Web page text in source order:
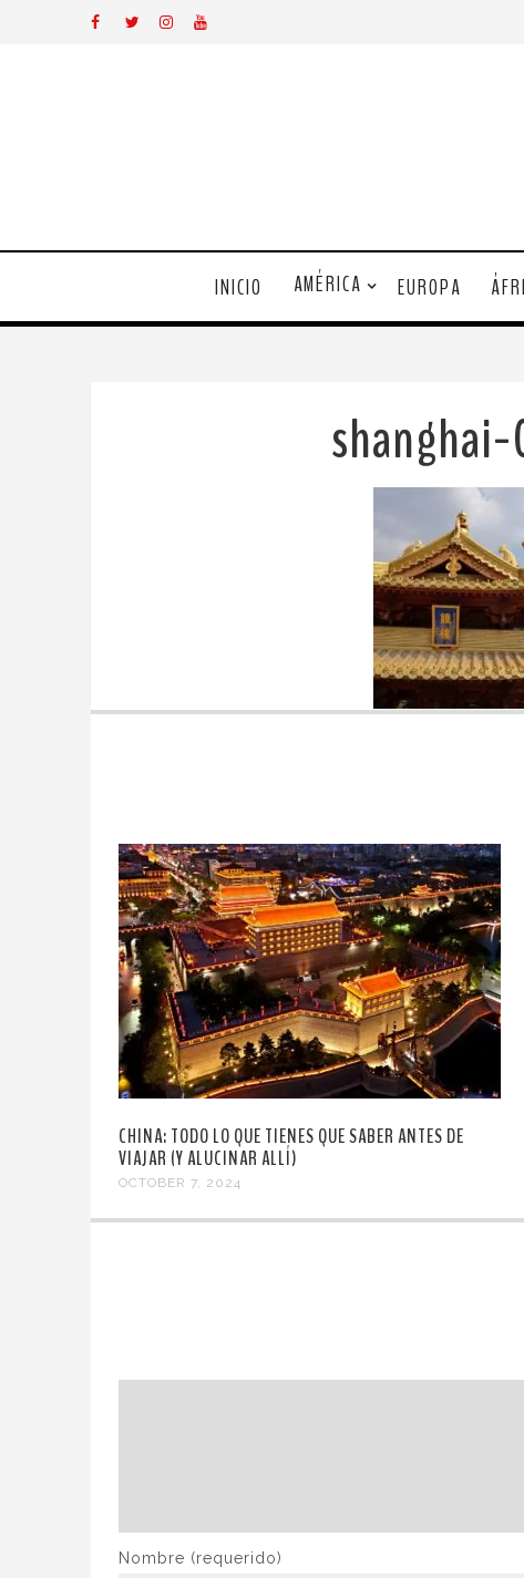
INICIO AMÉRICA EUROPA
CHINA: TODO LO QUE TIENES QUE SABER ANTES DE
VIAJAR (Y ALUCINAR ALLÍ)
OCTOBER 7, 2024
Nombre (requerido)